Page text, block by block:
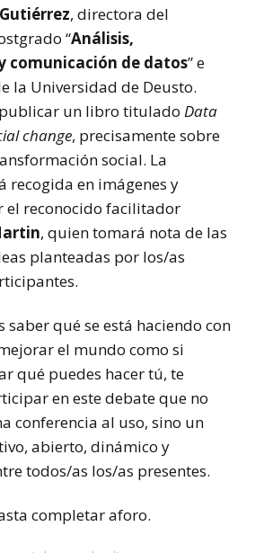
, directora del
“Análisis,
comunicación de datos” e
la Universidad de Deusto.
un libro titulado Data
change, precisamente sobre
social. La
recogida en imágenes y
reconocido facilitador
, quien tomará nota de las
planteadas por los/as
saber qué se está haciendo con
el mundo como si
qué puedes hacer tú, te
en este debate que no
conferencia al uso, sino un
abierto, dinámico y
todos/as los/as presentes.
completar aforo.